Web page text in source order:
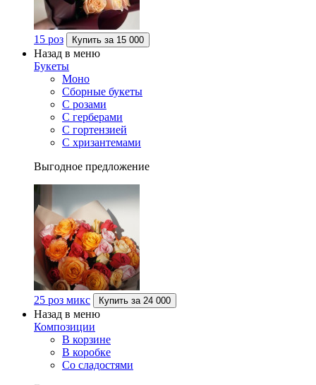
15 роз Купить за 15 000
Назад в меню
Букеты
Моно
Сборные букеты
С розами
С герберами
С гортензией
С хризантемами
Выгодное предложение
25 роз микс Купить за 24 000
Назад в меню
Композиции
В корзине
В коробке
Со сладостями